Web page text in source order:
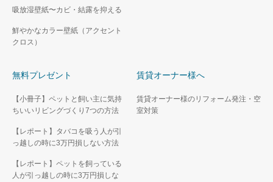
吸放湿壁紙〜カビ・結露を抑える
鮮やかなカラー壁紙（アクセント
クロス）
無料プレゼント
【小冊子】ペットと飼い主に気持
ちいいリビングづくり7つの方法
【レポート】タバコを吸う人が引
っ越しの時に3万円損しない方法
【レポート】ペットを飼っている
人が引っ越しの時に3万円損しな
賃貸オーナー様へ
賃貸オーナー様のリフォーム発注・空
室対策